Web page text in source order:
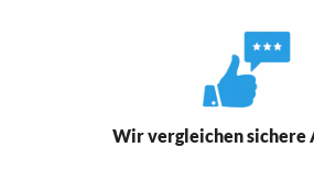
Wir vergleichen sichere